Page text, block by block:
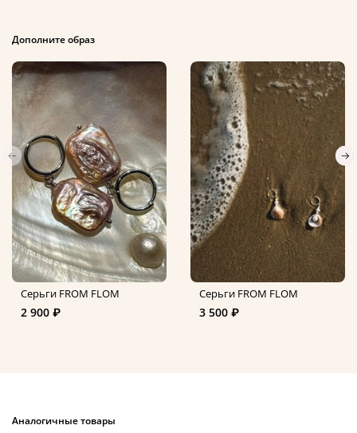
Дополните образ
Серьги FROM FLOM
2 900 ₽
Серьги FROM FLOM
3 500 ₽
Аналогичные товары